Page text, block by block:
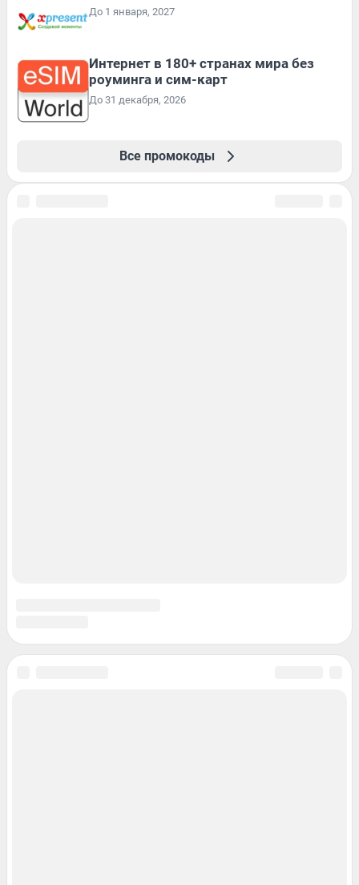
До 1 января, 2027
Интернет в 180+ странах мира без
роуминга и сим-карт
До 31 декабря, 2026
Все промокоды